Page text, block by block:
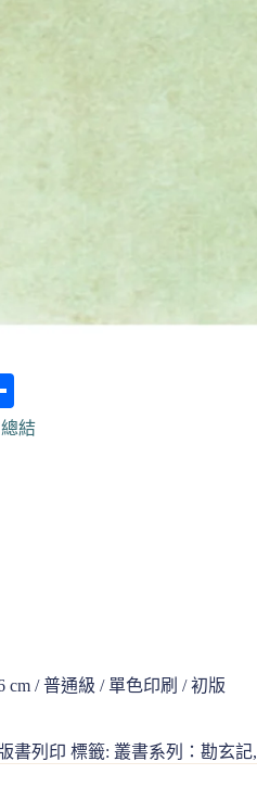
享
結
cm / 普通級 / 單色印刷 / 初版
書列印 標籤: 叢書系列：勘玄記,